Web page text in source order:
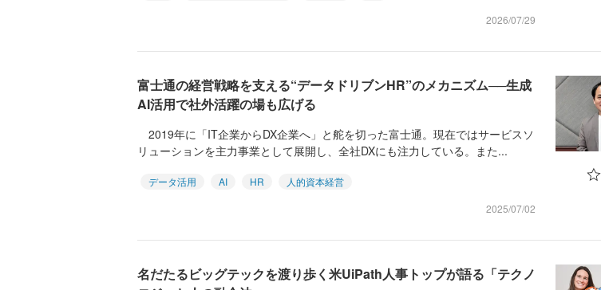
2026/07/29
富士通の経営戦略を支える“データドリブンHR”のメカニズム──生成
AI活用で社外活躍の場も広げる
2019年に「IT企業からDX企業へ」と舵を切った富士通。現在ではサービスソ
リューションを主力事業として展開し、全社DXにも注力している。また...
データ活用 AI HR
人的資本経営
2025/07/02
名だたるビッグテックを渡り歩く米UiPath人事トップが語る「テクノ